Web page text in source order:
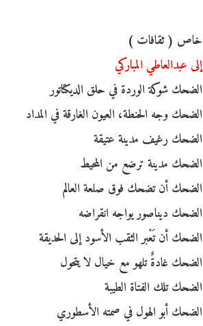
خاص ( ثقافات )
إلى عبدالعاطي المباركي
الضحك شوكة الوردة في حلق الديكتاتور
الضحك وجه الحنطة، العيون الغارقة في المداد
الضحك رغيف مدينة عتيقة
الضحك مدينة ترضع من المحيط
الضحك أن تضحك فوق صلعة العالم
الضحك ديناصور يواجه انقراضه
الضحك أن تَعْبر الثقب الأسود إلى الحديقة
الضحك غادةٌ تلهو مع خيال لا يتحول
الضحك تلك الفتاة الطيبة
الضحك أبو الهول في صمته الأسطوري